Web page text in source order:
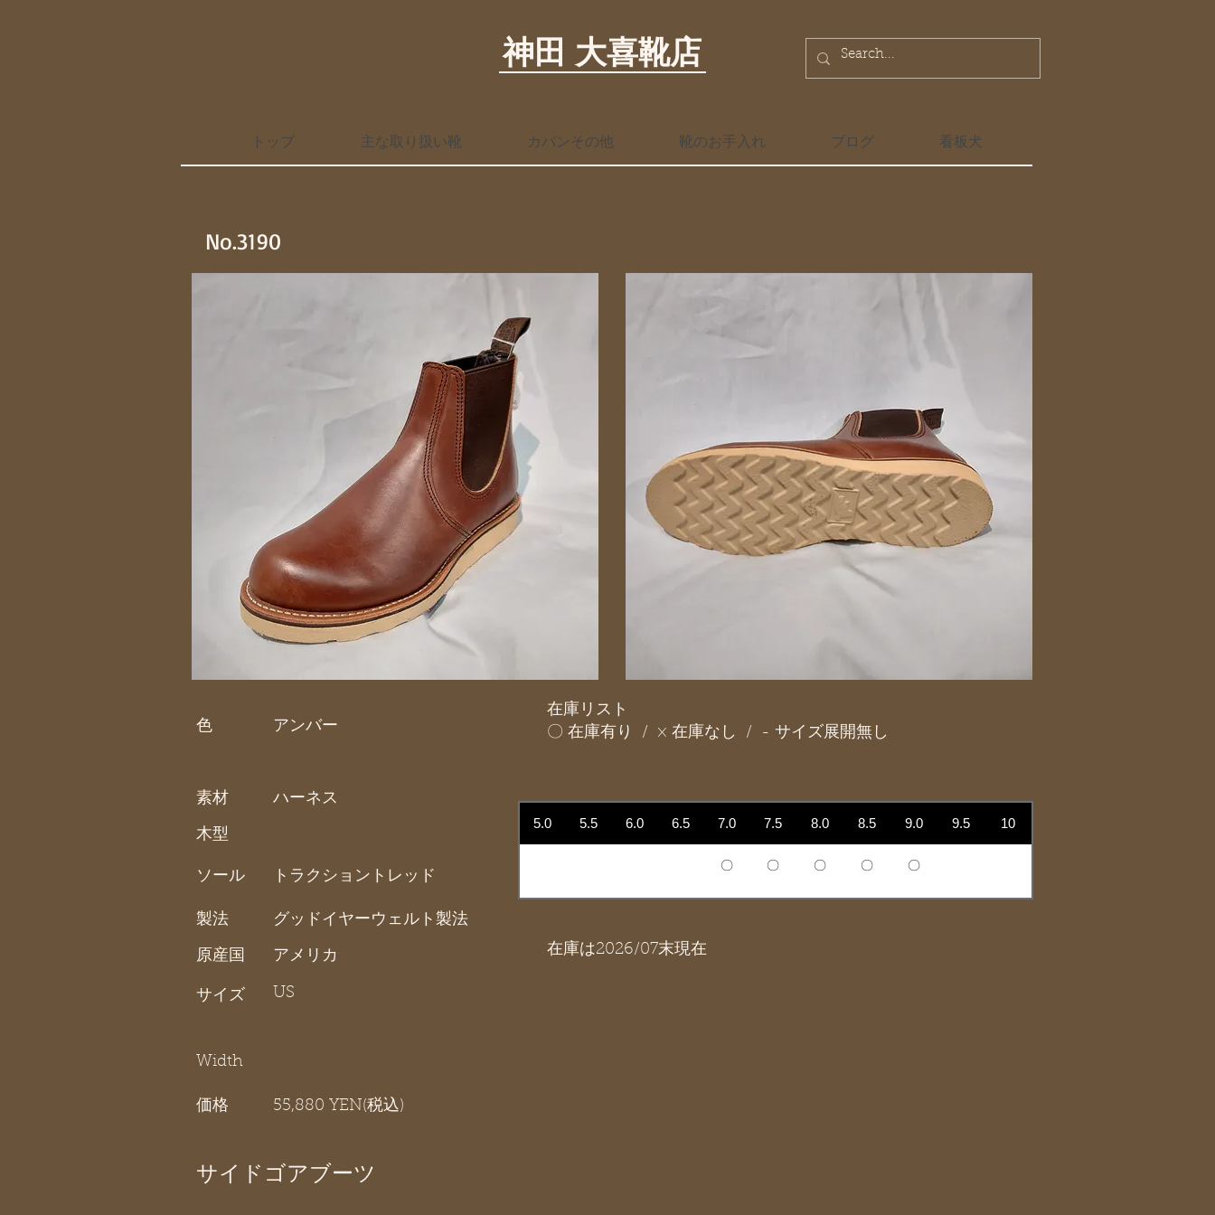
神田 大喜靴店
トップ 主な取り扱い靴 カバンその他 靴のお手入れ ブログ 看板犬
No.3190
色 アンバー
在庫リスト
〇 在庫有り / × 在庫なし / - サイズ展開無し
素材
木型
ソール
製法
原産国
サイズ
ハーネス
トラクショントレッド
5.0 5.5 6.0 6.5 7.0 7.5 8.0 8.5 9.0 9.5 10
〇 〇 〇 〇 〇
グッドイヤーウェルト製法
アメリカ
US
在庫は2026/07末現在
Width
価格 55,880 YEN(税込)
サイドゴアブーツ